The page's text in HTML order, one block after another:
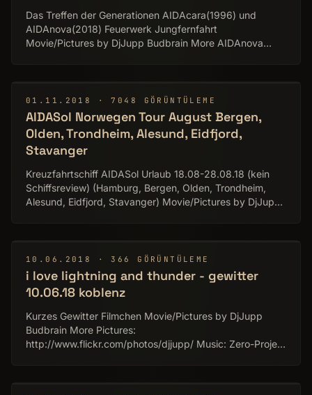
Das Treffen der Generationen AIDAcara(1996) und
AIDAnova(2018) Feuerwerk Jungfernfahrt
Movie/Pictures by DjJupp Budbrain More AIDAnova
▶
01.11.2018 · 7048 GÖRÜNTÜLEME
AIDASol Norwegen Tour August Bergen,
Olden, Trondheim, Alesund, Eidfjord,
Stavanger
Kreuzfahrtschiff AIDASol Urlaub 18.08-28.08.18 (kein
Schiffsreview) (Hamburg, Bergen, Olden, Trondheim,
Alesund, Eidfjord, Stavanger) Movie/Pictures by DjJupp
▶
10.06.2018 · 366 GÖRÜNTÜLEME
i love lightning and thunder - gewitter
10.06.18 koblenz
Kurzes Gewitter Filmchen Movie/Pictures by DjJupp
Budbrain More Pictures:
http://www.flickr.com/photos/djjupp/ Music: Zero-Project